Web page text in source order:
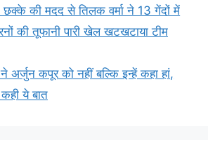
की मदद से तिलक वर्मा ने 13 गेंदों में
की तूफानी पारी खेल खटखटाया टीम
अर्जुन कपूर को नहीं बल्कि इन्हें कहा हां,
ये बात